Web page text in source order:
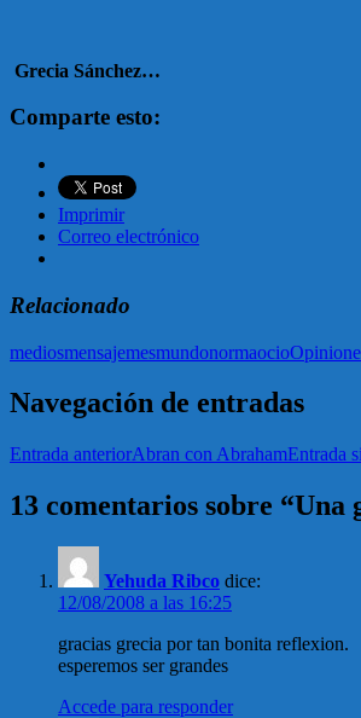
Grecia Sánchez…
Comparte esto:
Imprimir
Correo electrónico
Relacionado
mediosmensajemesmundonormaocio
Navegación de entradas
Entrada anteriorAbran con AbrahamEntrada
13 comentarios sobre “Una
Yehuda Ribco dice:
12/08/2008 a las 16:25
gracias grecia por tan bonita reflexion.
esperemos ser grandes
Accede para responder